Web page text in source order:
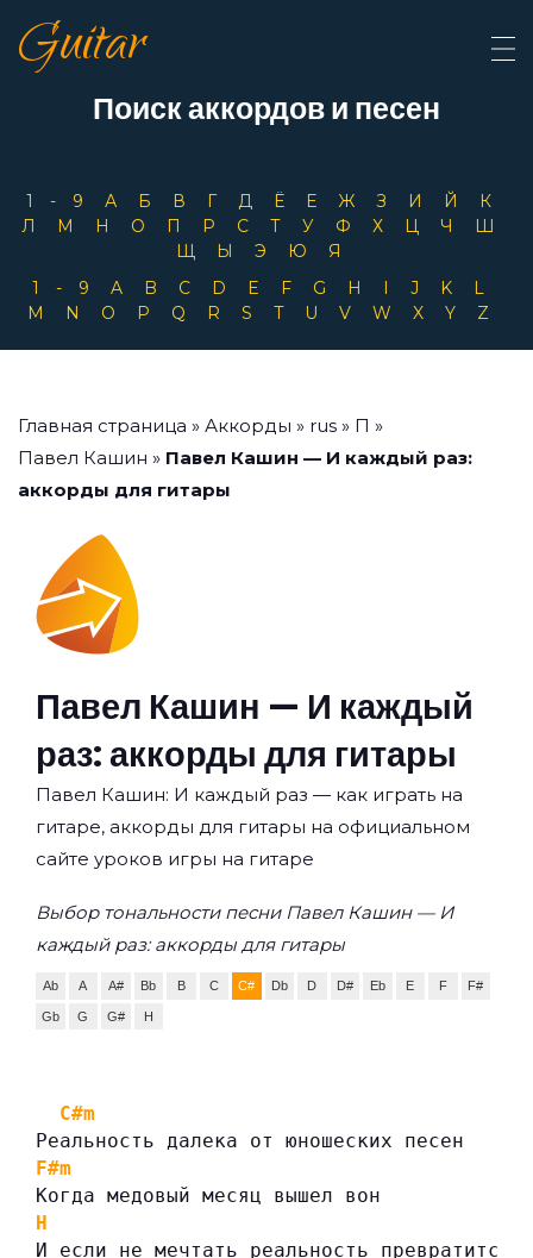
Guitar
Поиск аккордов и песен
1-9 А Б В Г Д Ё Е Ж З И Й
К
Л
М Н О П Р С Т У Ф Х Ц Ч
Ш
Щ
Ы Э Ю
Я
1-9
A B C D E F G H I J K
L
M
N O P Q R S T U V W X Y Z
Главная страница » Аккорды » rus » П »
Павел Кашин » Павел Кашин — И каждый раз:
аккорды для гитары
Павел Кашин — И каждый
раз: аккорды для гитары
Павел Кашин: И каждый раз — как играть на
гитаре, аккорды для гитары на официальном
сайте уроков игры на гитаре
Выбор тональности песни Павел Кашин — И
каждый раз: аккорды для гитары
Ab A A# Bb B C C# Db D D# Eb E F F#
Gb G G# H
C#m
Реальность далека от юношеских песен
F#m
Когда медовый месяц вышел вон
H
И если не мечтать реальность превратится